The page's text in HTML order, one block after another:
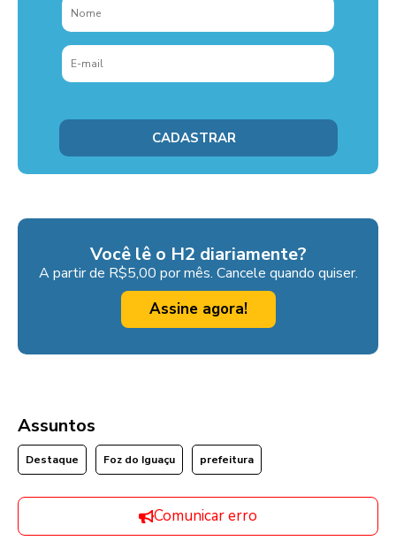
Você lê o H2 diariamente?
A partir de R$5,00 por mês. Cancele quando quiser.
Assine agora!
Assuntos
Destaque Foz do Iguaçu prefeitura
Comunicar erro